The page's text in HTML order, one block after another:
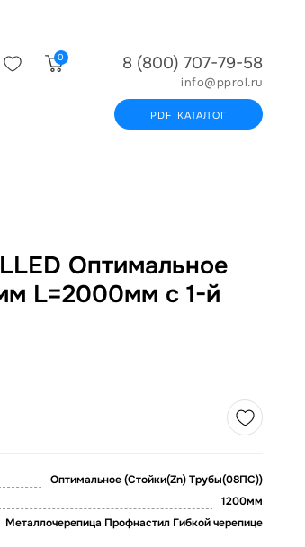
0 8 (800) 707-79-58
info@pprol.ru
PDF КАТАЛОГ
Оптимальное
L=2000мм с 1-й
Оптимальное (Стойки(Zn) Трубы(08ПС))
1200мм
Металлочерепица Профнастил Гибкой черепице